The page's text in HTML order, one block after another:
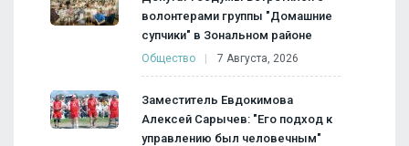
волонтерами группы "Домашние
супчики" в Зональном районе
Общество 7 Августа, 2026
Заместитель Евдокимова
Алексей Сарычев: "Его подход к
управлению был человечным"